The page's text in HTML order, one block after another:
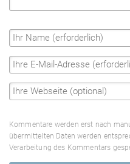
Kommentare werden erst nach
übermittelten Daten werden
Verarbeitung des Kommentars